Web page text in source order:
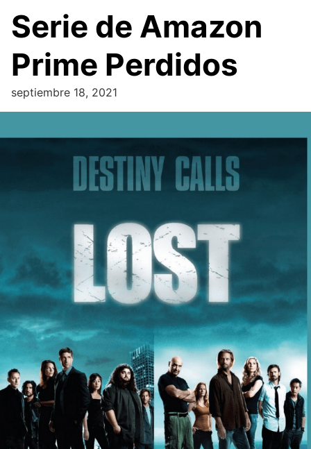
Serie de Amazon
Prime Perdidos
septiembre 18, 2021